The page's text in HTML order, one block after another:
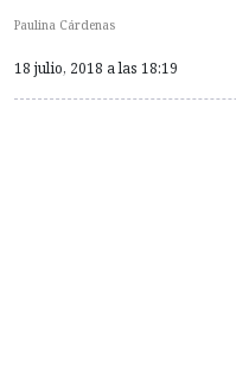
Paulina Cárdenas
18 julio, 2018 a las 18:19